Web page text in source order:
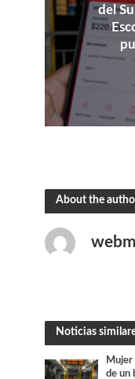
del
About the
Noticias
Mujer
de un